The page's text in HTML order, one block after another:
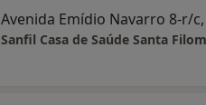
Avenida Emídio Navarro 8-r/
Sanfil Casa de Saúde Santa